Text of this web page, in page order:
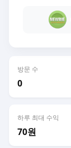
방문 수
0
하루 최대 수익
70원